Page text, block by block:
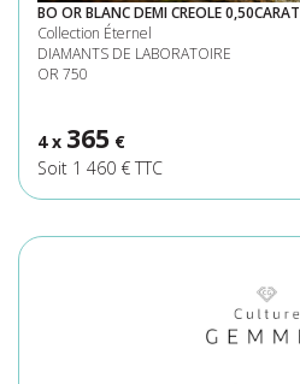
BO OR BLANC DEMI CREOLE 0,50CARAT
Collection Éternel
DIAMANTS DE LABORATOIRE
OR 750
4 x 365 €
Soit 1 460 € TTC